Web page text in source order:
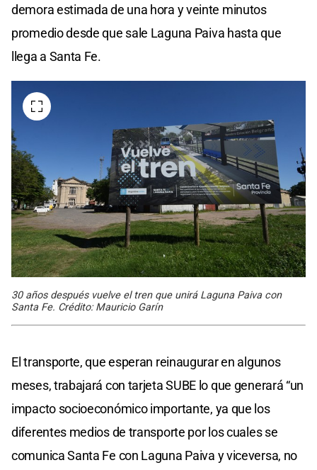
demora estimada de una hora y veinte minutos
promedio desde que sale Laguna Paiva hasta que
llega a Santa Fe.
30 años después vuelve el tren que unirá Laguna Paiva con
Santa Fe. Crédito: Mauricio Garín
El transporte, que esperan reinaugurar en algunos
meses, trabajará con tarjeta SUBE lo que generará “un
impacto socioeconómico importante, ya que los
diferentes medios de transporte por los cuales se
comunica Santa Fe con Laguna Paiva y viceversa, no